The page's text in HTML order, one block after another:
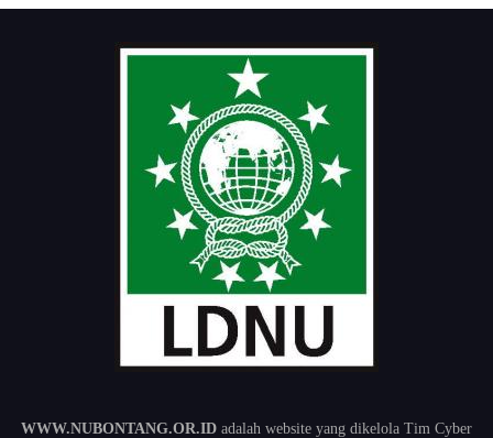
WWW.NUBONTANG.OR.ID adalah website yang dikelola Tim Cyber